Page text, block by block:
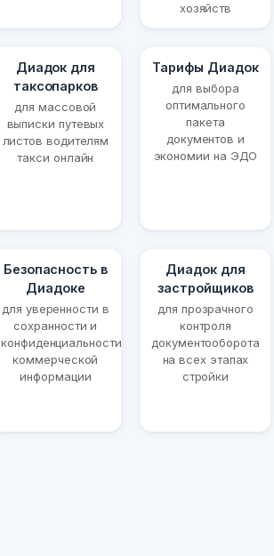
хозяйств
Диадок для
таксопарков
для массовой
выписки путевых
листов водителям
такси онлайн
Тарифы Диадок
для выбора
оптимального
пакета
документов и
экономии на ЭДО
Безопасность в
Диадоке
для уверенности в
сохранности и
конфиденциальности
коммерческой
информации
Диадок для
застройщиков
для прозрачного
контроля
документооборота
на всех этапах
стройки